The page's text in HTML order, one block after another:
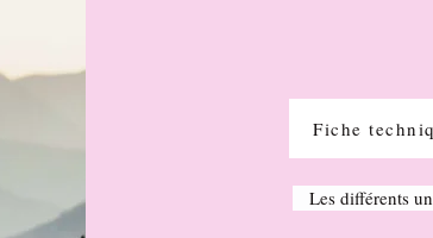
Fiche
Les différents